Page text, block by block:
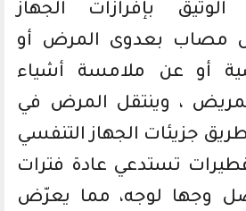
بإفرازات الجهاز
مصاب بعدوى المرض أو
أو عن ملامسة أشياء
، وينتقل المرض في
جزيئات الجهاز التنفسي
تستدعي عادة فترات
وجها لوجه، مما يعرّض